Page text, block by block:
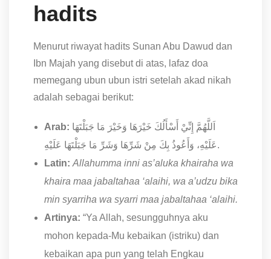
hadits
Menurut riwayat hadits Sunan Abu Dawud dan
Ibn Majah yang disebut di atas, lafaz doa
memegang ubun ubun istri setelah akad nikah
adalah sebagai berikut:
Arab:
عَلَيْهِ، وَأَعُوذُ بِكَ مِنْ شَرِّهَا وَشَرِّ مَا جَبَلْتَهَا عَلَيْهِ.
Latin: Allahumma inni as’aluka khairaha wa
khaira maa jabaltahaa ‘alaihi, wa a’udzu bika
min syarriha wa syarri maa jabaltahaa ‘alaihi.
Artinya: “Ya Allah, sesungguhnya aku
mohon kepada-Mu kebaikan (istriku) dan
kebaikan apa pun yang telah Engkau